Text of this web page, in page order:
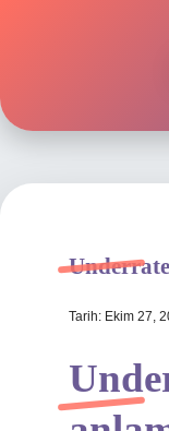
Hakkımızda
Tarih: Ekim 27,